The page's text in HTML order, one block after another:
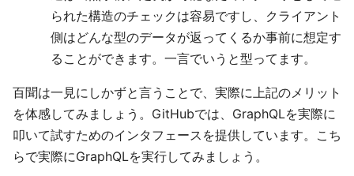
られた構造のチェックは容易ですし、クライアント
側はどんな型のデータが返ってくるか事前に想定す
ることができます。一言でいうと型ってます。
百聞は一見にしかずと言うことで、実際に上記のメリット
を体感してみましょう。GitHubでは、GraphQLを実際に
叩いて試すためのインタフェースを提供しています。こち
らで実際にGraphQLを実行してみましょう。